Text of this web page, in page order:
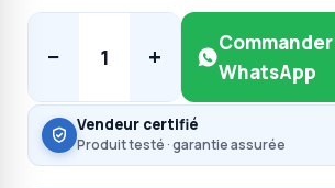
− 1 +
WhatsApp
Vendeur certifié
Produit testé · garantie assurée